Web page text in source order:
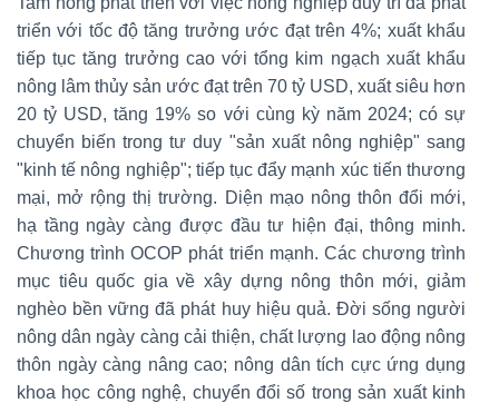
triển với tốc độ tăng trưởng ước đạt trên 4%; xuất khẩu
tiếp tục tăng trưởng cao với tổng kim ngạch xuất khẩu
nông lâm thủy sản ước đạt trên 70 tỷ USD, xuất siêu hơn
20 tỷ USD, tăng 19% so với cùng kỳ năm 2024; có sự
chuyển biến trong tư duy "sản xuất nông nghiệp" sang
"kinh tế nông nghiệp"; tiếp tục đẩy mạnh xúc tiến thương
mại, mở rộng thị trường. Diện mạo nông thôn đổi mới,
hạ tầng ngày càng được đầu tư hiện đại, thông minh.
Chương trình OCOP phát triển mạnh. Các chương trình
mục tiêu quốc gia về xây dựng nông thôn mới, giảm
nghèo bền vững đã phát huy hiệu quả. Đời sống người
nông dân ngày càng cải thiện, chất lượng lao động nông
thôn ngày càng nâng cao; nông dân tích cực ứng dụng
khoa học công nghệ, chuyển đổi số trong sản xuất kinh